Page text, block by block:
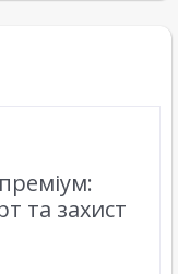
та захист